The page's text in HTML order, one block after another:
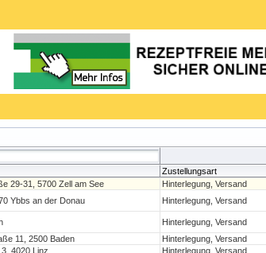
Zustellungsart
29-31, 5700 Zell am See Hinterlegung, Versand
Ybbs an der Donau Hinterlegung, Versand
Hinterlegung, Versand
11, 2500 Baden Hinterlegung, Versand
4020 Linz Hinterlegung, Versand